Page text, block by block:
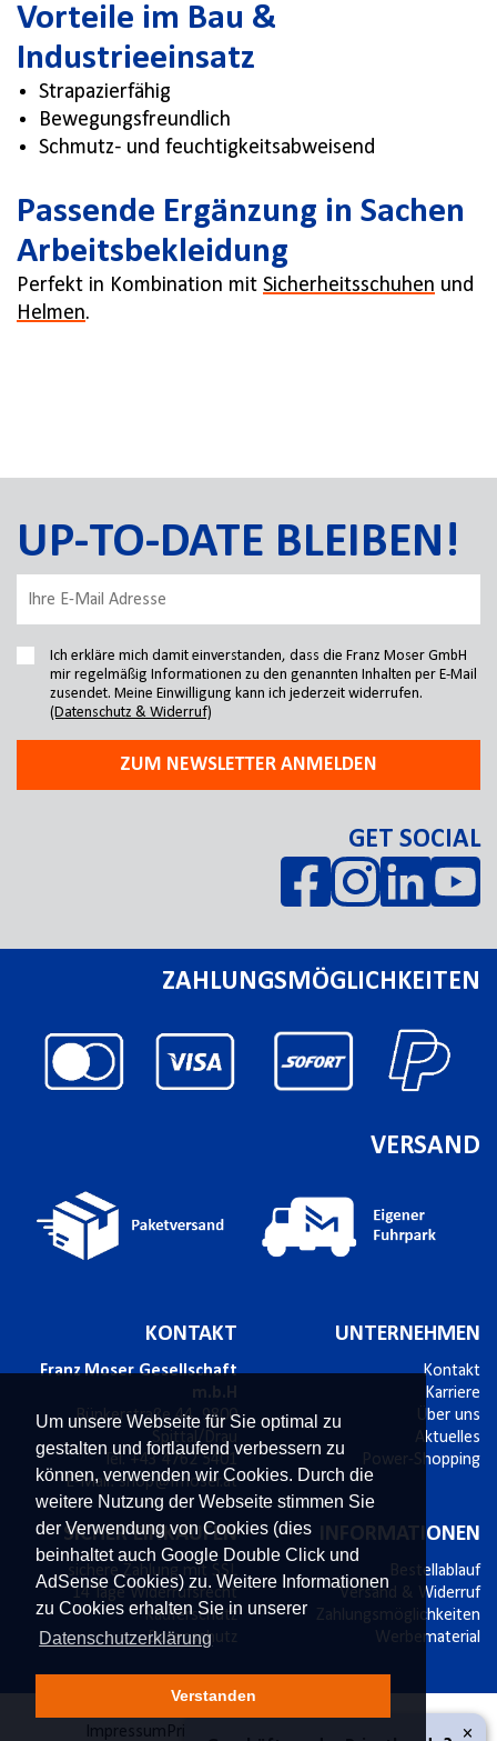
Um unsere Webseite für Sie optimal zu
gestalten und fortlaufend verbessern zu
können, verwenden wir Cookies. Durch die
weitere Nutzung der Webseite stimmen Sie
der Verwendung von Cookies (dies
beinhaltet auch Google Double Click und
AdSense Cookies) zu. Weitere Informationen
zu Cookies erhalten Sie in unserer
Datenschutzerklärung
Verstanden
Vorteile im Bau &
Industrieeinsatz
Strapazierfähig
Bewegungsfreundlich
Schmutz- und feuchtigkeitsabweisend
Passende Ergänzung in Sachen
Arbeitsbekleidung
Perfekt in Kombination mit Sicherheitsschuhen und
Helmen.
UP-TO-DATE BLEIBEN!
Ich erkläre mich damit einverstanden, dass die Franz Moser GmbH
mir regelmäßig Informationen zu den genannten Inhalten per E-Mail
zusendet. Meine Einwilligung kann ich jederzeit widerrufen.
(Datenschutz & Widerruf)
ZUM NEWSLETTER ANMELDEN
GET SOCIAL
ZAHLUNGSMÖGLICHKEITEN
VERSAND
KONTAKT
Franz Moser Gesellschaft
m.b.H
Bünkerstraße 44,9800
Spittal/Drau
Tel. +43 4762 5401
E-Mail: shop@fmoser.at
UNTERNEHMEN
Kontakt
Karriere
Über uns
Aktuelles
Power-Shopping
SICHER EINKAUFEN
sichere Zahlung mit SSL
14 Tage Widerrufsrecht
Käuferschutz
Datenschutz
INFORMATIONEN
Bestellablauf
Versand & Widerruf
Zahlungsmöglichkeiten
Werbematerial
ImpressumPrivatsphäre und Datenschutz ×